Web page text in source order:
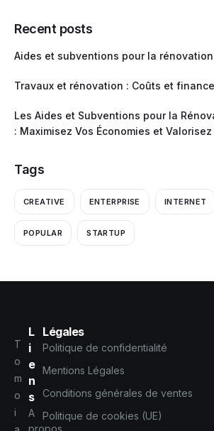
Recent posts
Aides et subventions pour la
Travaux et rénovation : Coûts et
Les Aides et Subventions pour la
: Maximisez Vos Économies et
Tags
CREATIVE ENTERPRISE INTERNET
POPULAR STARTUP
T
o
m
o
i
L
i
e
n
s
A
Légales
Politique de confidentialité
Mentions Légales
Conditions générales de ventes
Politique de cookies (UE)